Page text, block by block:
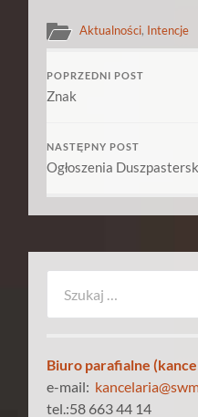
Aktualności, Intencje
POPRZEDNI POST
Znak
NASTĘPNY POST
Ogłoszenia
Biuro parafialne
e-mail:
tel.:58 663 44 14